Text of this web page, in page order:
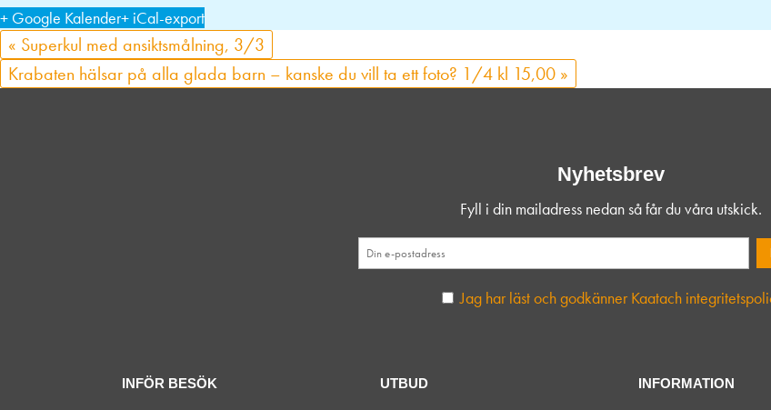
+ Google Kalender+ iCal-export
« Superkul med ansiktsmålning, 3/3
Krabaten hälsar på alla glada barn – kanske du vill ta ett foto? 1/4 kl 15,00 »
Nyhetsbrev
Fyll i din mailadress nedan så får du våra utskick.
Jag har läst och godkänner Kaatach
INFÖR BESÖK UTBUD INFORMATION